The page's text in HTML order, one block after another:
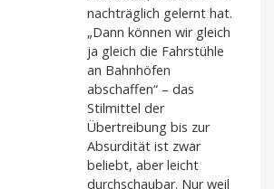
nachträglich gelernt hat.
„Dann können wir gleich
ja gleich die Fahrstühle
an Bahnhöfen
abschaffen“ – das
Stilmittel der
Übertreibung bis zur
Absurdität ist zwar
beliebt, aber leicht
durchschaubar. Nur weil